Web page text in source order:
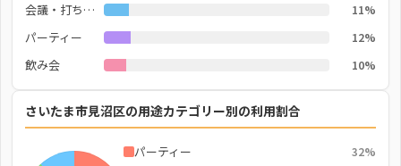
会議・打ち合わせ 11%
パーティー 12%
飲み会 10%
さいたま市見沼区の用途カテゴリー別の利用割合
パーティー 32%